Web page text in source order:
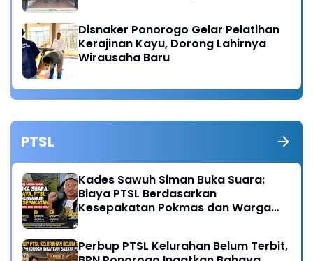
Disnaker Ponorogo Gelar Pelatihan
Kerajinan Kayu, Dorong Lahirnya
Wirausaha Baru
PTSL
Kades Sawuh Siman Buka Suara:
Biaya PTSL Berdasarkan
Kesepakatan Pokmas dan Warga
Perbup PTSL Kelurahan Belum Terbit,